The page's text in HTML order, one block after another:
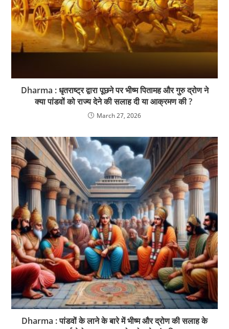
Dharma : धृतराष्ट्र द्वारा पूछने पर भीष्म पितामह और गुरु द्रोण ने
क्या पांडवों को राज्य देने की सलाह दी या आक्रमण की ?
March 27, 2026
Dharma : पांडवों के लाने के बारे में भीष्म और द्रोण की सलाह के